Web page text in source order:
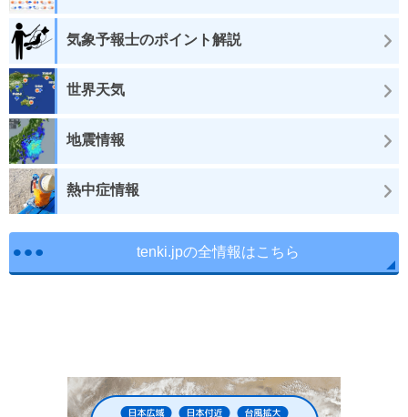
気象予報士のポイント解説
世界天気
地震情報
熱中症情報
tenki.jpの全情報はこちら